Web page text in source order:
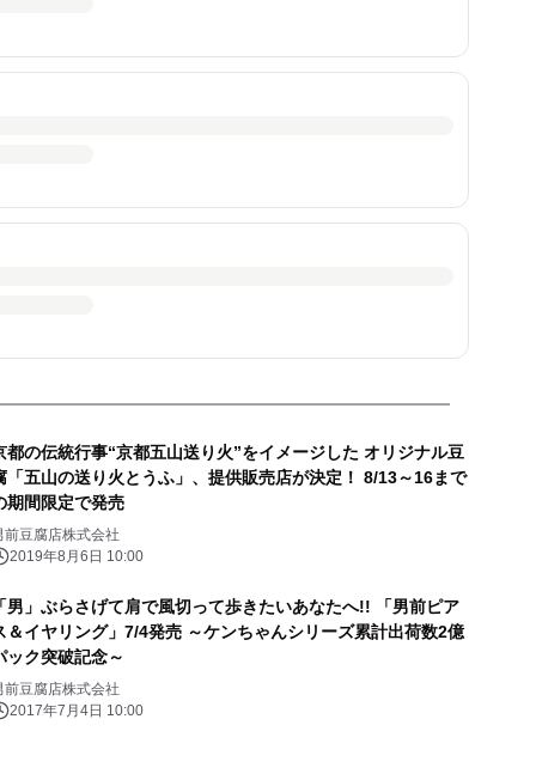
都の伝統行事“京都五山送り火”をイメージした オリジナル豆
「五山の送り火とうふ」、提供販売店が決定！ 8/13～16まで
期間限定で発売
前豆腐店株式会社
2019年8月6日 10:00
「男」ぶらさげて肩で風切って歩きたいあなたへ!! 「男前ピア
＆イヤリング」7/4発売 ～ケンちゃんシリーズ累計出荷数2億
ック突破記念～
前豆腐店株式会社
2017年7月4日 10:00